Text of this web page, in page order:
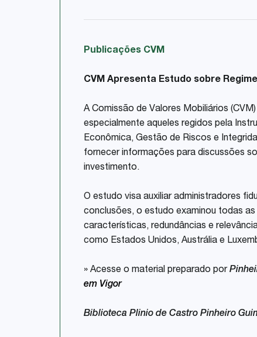
Publicações CVM
CVM Apresenta Estudo sobre
A Comissão de Valores Mobiliários
especialmente aqueles regidos pela
Econômica, Gestão de Riscos e
fornecer informações para discussões
investimento.
O estudo visa auxiliar administradores
conclusões, o estudo examinou todas
características, redundâncias e
como Estados Unidos, Austrália e
» Acesse o material preparado por
em Vigor
Biblioteca Plinio de Castro Pinheiro